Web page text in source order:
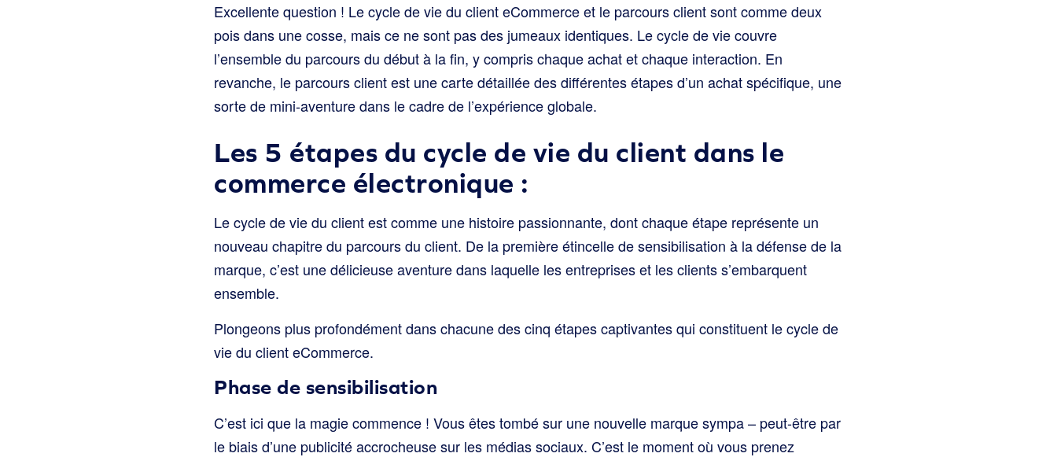
Excellente question ! Le cycle de vie du client eCommerce et le parcours client sont comme deux
pois dans une cosse, mais ce ne sont pas des jumeaux identiques. Le cycle de vie couvre
l’ensemble du parcours du début à la fin, y compris chaque achat et chaque interaction. En
revanche, le parcours client est une carte détaillée des différentes étapes d’un achat spécifique, une
sorte de mini-aventure dans le cadre de l’expérience globale.
Les 5 étapes du cycle de vie du client dans le
commerce électronique :
Le cycle de vie du client est comme une histoire passionnante, dont chaque étape représente un
nouveau chapitre du parcours du client. De la première étincelle de sensibilisation à la défense de la
marque, c’est une délicieuse aventure dans laquelle les entreprises et les clients s’embarquent
ensemble.
Plongeons plus profondément dans chacune des cinq étapes captivantes qui constituent le cycle de
vie du client eCommerce.
Phase de sensibilisation
C’est ici que la magie commence ! Vous êtes tombé sur une nouvelle marque sympa – peut-être par
le biais d’une publicité accrocheuse sur les médias sociaux. C’est le moment où vous prenez